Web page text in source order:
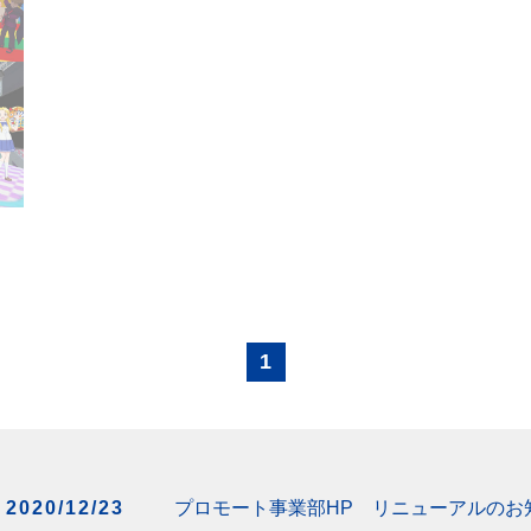
1
2020/12/23 プロモート事業部HP リニューアルのお